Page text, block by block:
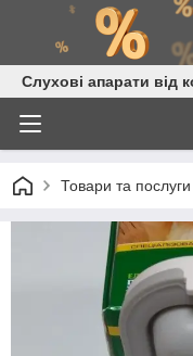
Слухові апарати від
Товари та послуги